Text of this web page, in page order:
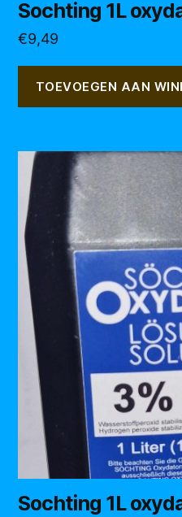
Sochting 1L
€9,49
TOEVOEGEN AAN
Sochting 1L